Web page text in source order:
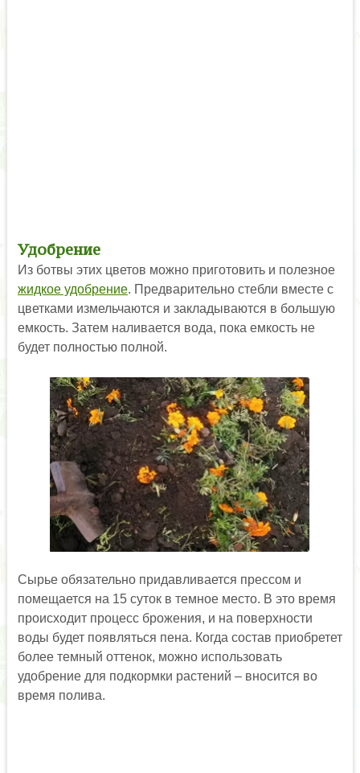
Удобрение
Из ботвы этих цветов можно приготовить и полезное
жидкое удобрение. Предварительно стебли вместе с
цветками измельчаются и закладываются в большую
емкость. Затем наливается вода, пока емкость не
будет полностью полной.
Сырье обязательно придавливается прессом и
помещается на 15 суток в темное место. В это время
происходит процесс брожения, и на поверхности
воды будет появляться пена. Когда состав приобретет
более темный оттенок, можно использовать
удобрение для подкормки растений – вносится во
время полива.